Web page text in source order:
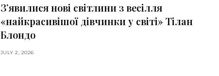
З’явилися нові світлини з весілля
«найкрасивішої дівчинки у світі» Тілан
Блондо
JULY 2, 2026